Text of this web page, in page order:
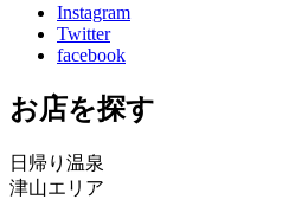
Instagram
Twitter
facebook
お店を探す
日帰り温泉
津山エリア